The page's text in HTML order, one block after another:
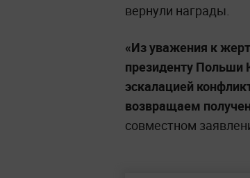
вернули награды.
«Из уважения к
президенту Польши
эскалацией
возвращаем
совместном